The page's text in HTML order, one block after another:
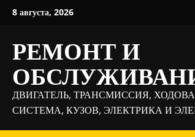
Перейти
8 августа, 2026
РЕМОНТ И
ДВИГАТЕЛЬ, ТРАНСМИССИЯ,
СИСТЕМА, КУЗОВ, ЭЛЕКТРИКА И